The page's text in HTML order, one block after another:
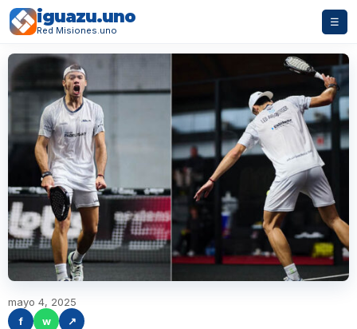
iguazu.uno
Red Misiones.uno
☰
mayo 4, 2025
f
w ↗